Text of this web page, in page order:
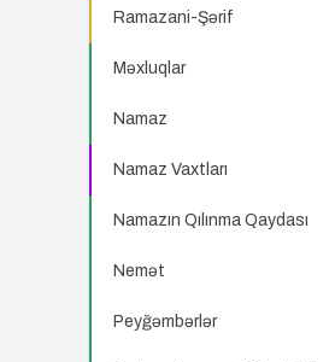
Ramazani-Şərif
Məxluqlar
Namaz
Namaz Vaxtları
Namazın Qılınma Qaydası
Nemət
Peyğəmbərlər